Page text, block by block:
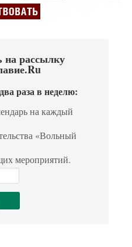
на рассылку
раза в неделю:
на каждый
«Вольный
мероприятий.